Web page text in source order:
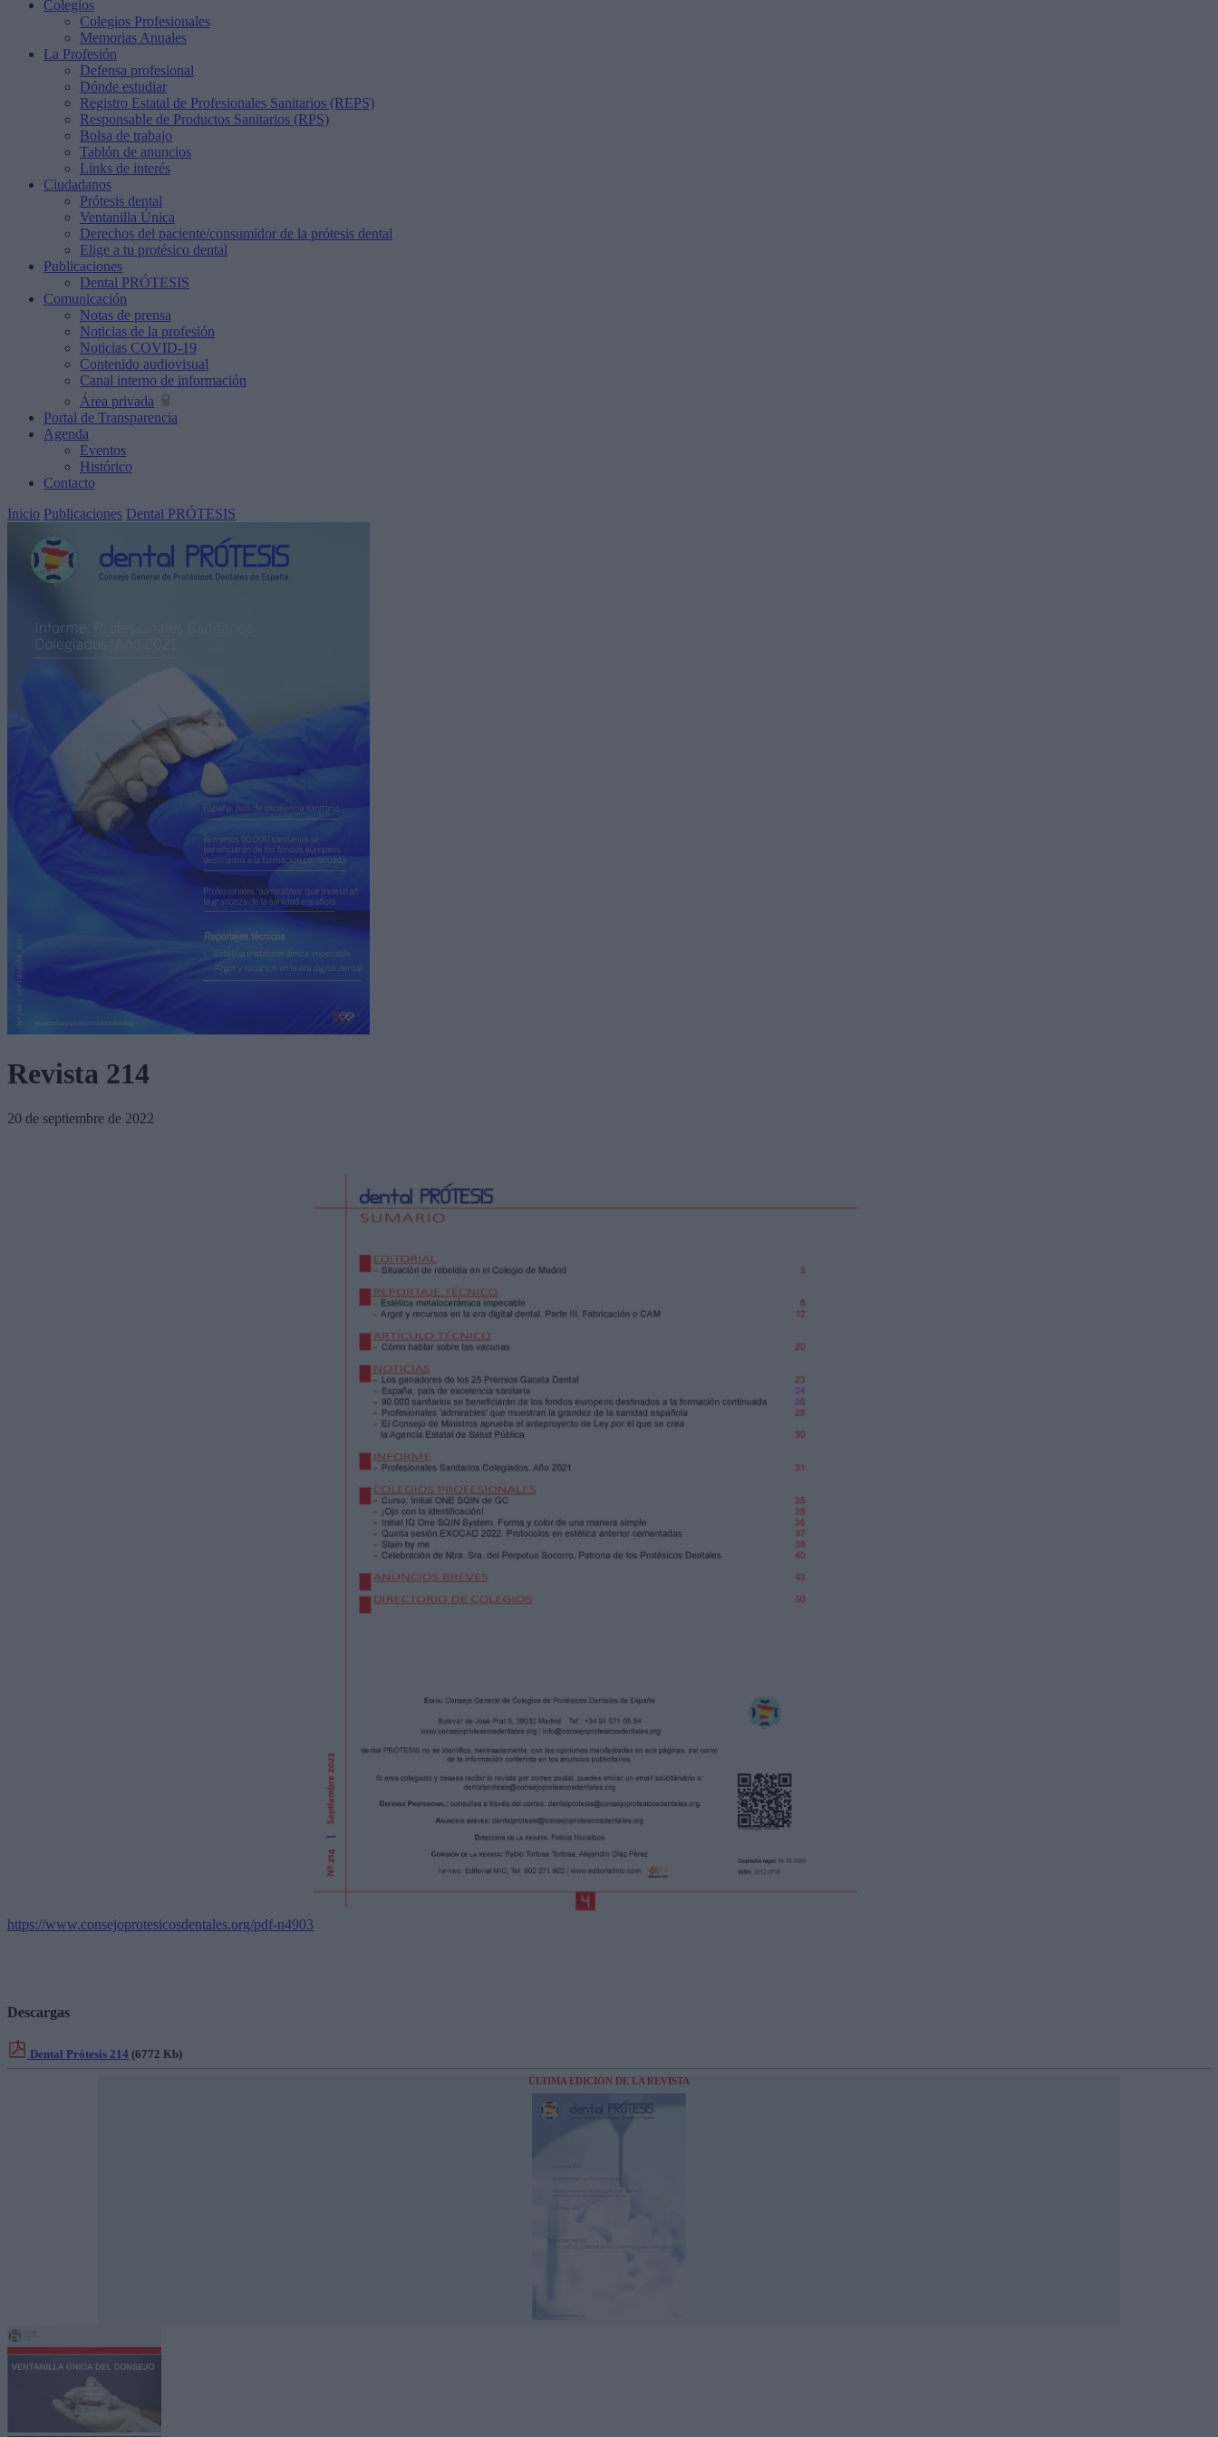
Colegios
Colegios Profesionales
Memorias Anuales
La Profesión
Defensa profesional
Dónde estudiar
Registro Estatal de Profesionales Sanitarios (REPS)
Responsable de Productos Sanitarios (RPS)
Bolsa de trabajo
Tablón de anuncios
Links de interés
Ciudadanos
Prótesis dental
Ventanilla Única
Derechos del paciente/consumidor de la prótesis dental
Elige a tu protésico dental
Publicaciones
Dental PRÓTESIS
Comunicación
Notas de prensa
Noticias de la profesión
Noticias COVID-19
Contenido audiovisual
Canal interno de información
Área privada
Portal de Transparencia
Agenda
Eventos
Histórico
Contacto
Inicio Publicaciones Dental PRÓTESIS
Revista 214
20 de septiembre de 2022
https://www.consejoprotesicosdentales.org/pdf-n4903
Descargas
Dental Prótesis 214 (6772 Kb)
ÚLTIMA EDICIÓN DE LA REVISTA